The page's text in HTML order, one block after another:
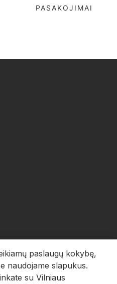
PASAKOJIMAI
Vilnius
paslaugų kokybę,
naudojame slapukus.
su Vilniaus